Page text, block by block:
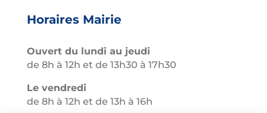
Horaires Mairie
Ouvert du lundi au jeudi
de 8h à 12h et de 13h30 à 17h30
Le vendredi
de 8h à 12h et de 13h à 16h